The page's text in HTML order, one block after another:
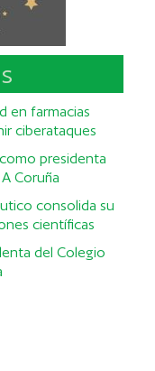
en farmacias
ciberataques
presidenta
Coruña
consolida su
científicas
del Colegio